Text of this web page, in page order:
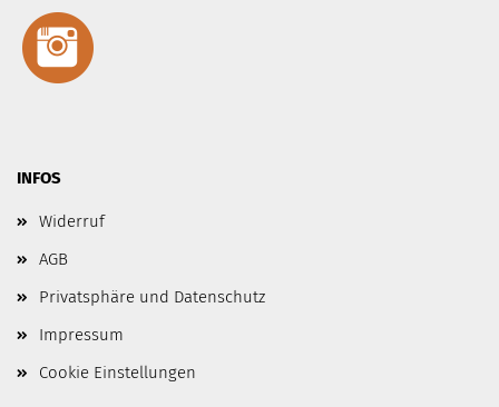
INFOS
Widerruf
AGB
Privatsphäre und Datenschutz
Impressum
Cookie Einstellungen